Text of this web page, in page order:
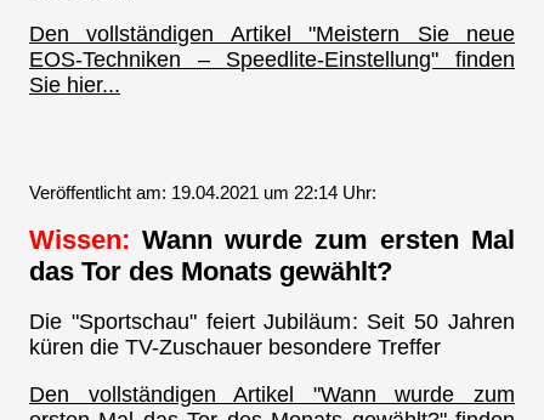
Den vollständigen Artikel "Meistern Sie neue
EOS-Techniken – Speedlite-Einstellung" finden
Sie hier...
Veröffentlicht am: 19.04.2021 um 22:14 Uhr:
Wissen: Wann wurde zum ersten Mal
das Tor des Monats gewählt?
Die "Sportschau" feiert Jubiläum: Seit 50 Jahren
küren die TV-Zuschauer besondere Treffer
Den vollständigen Artikel "Wann wurde zum